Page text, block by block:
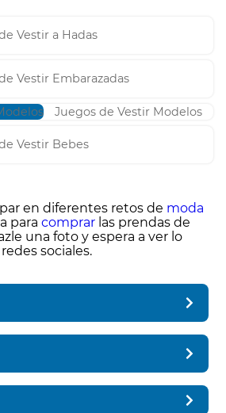
Vestir a Hadas
Vestir Embarazadas
Juegos de Vestir Modelos
Vestir Bebes
en diferentes retos de moda
para comprar las prendas de
una foto y espera a ver lo
sociales.